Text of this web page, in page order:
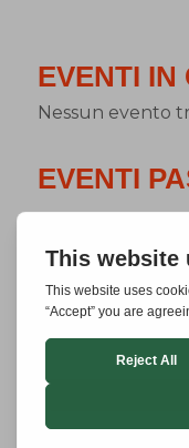
EVENTI IN
Nessun evento
EVENTI